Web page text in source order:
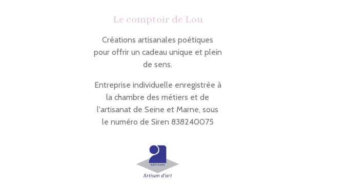
Le comptoir de Lou
Créations artisanales poétiques
pour offrir un cadeau unique et plein
de sens.
Entreprise individuelle enregistrée à
la chambre des métiers et de
l'artisanat de Seine et Marne, sous
le numéro de Siren 838240075